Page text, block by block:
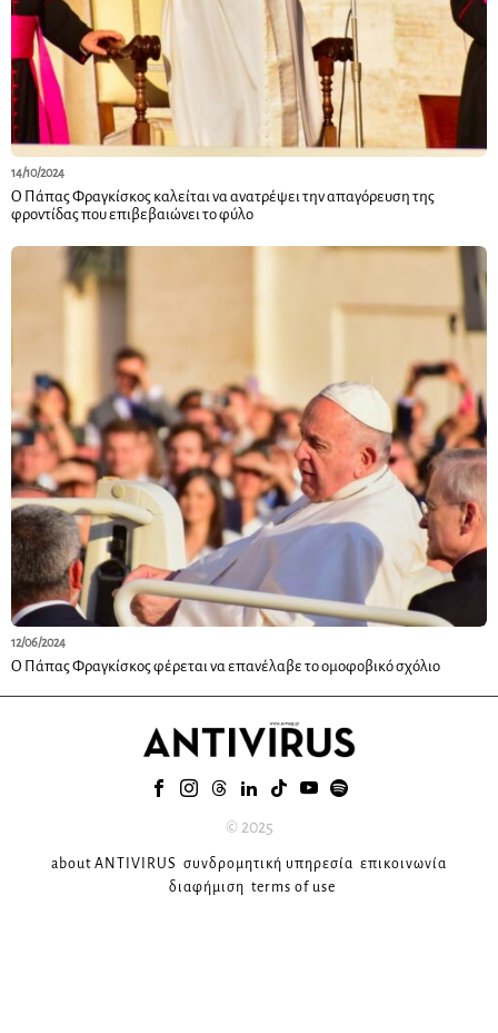
14/10/2024
Ο Πάπας Φραγκίσκος καλείται να ανατρέψει την απαγόρευση της
φροντίδας που επιβεβαιώνει το φύλο
12/06/2024
Ο Πάπας Φραγκίσκος φέρεται να επανέλαβε το ομοφοβικό σχόλιο
© 2025
about ANTIVIRUS συνδρομητική υπηρεσία επικοινωνία
διαφήμιση terms of use